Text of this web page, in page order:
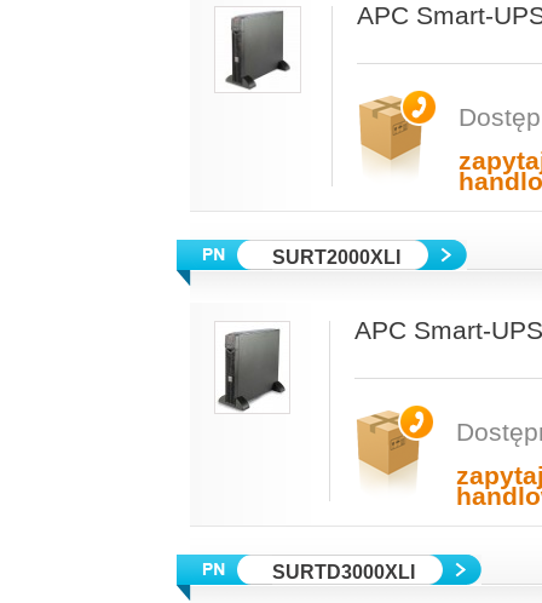
APC Smart-
SURT2000XLI
APC Smart-
SURTD3000XLI